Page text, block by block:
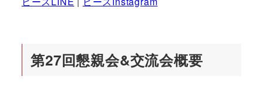
第27回懇親会&交流会概要